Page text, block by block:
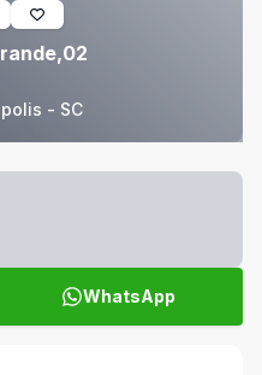
- SC
WhatsApp